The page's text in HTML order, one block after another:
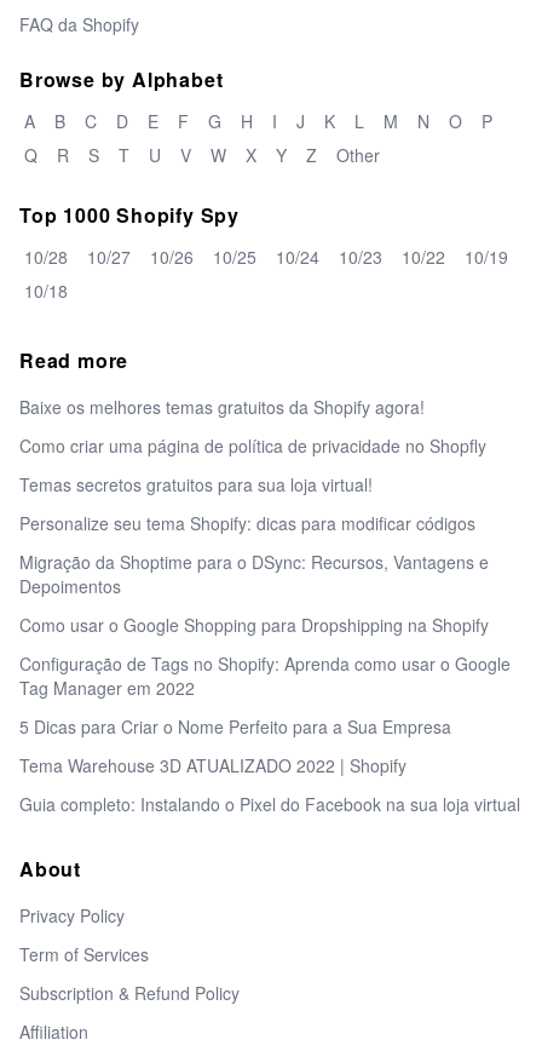
FAQ da Shopify
Browse by Alphabet
A B C D E F G H I J K L M N O
P
Q
R S T U V W X Y Z Other
Top 1000 Shopify Spy
10/28 10/27 10/26 10/25 10/24 10/23 10/22
10/19
10/18
Read more
Baixe os melhores temas gratuitos da Shopify agora!
Como criar uma página de política de privacidade no Shopfly
Temas secretos gratuitos para sua loja virtual!
Personalize seu tema Shopify: dicas para modificar códigos
Migração da Shoptime para o DSync: Recursos, Vantagens e
Depoimentos
Como usar o Google Shopping para Dropshipping na Shopify
Configuração de Tags no Shopify: Aprenda como usar o Google
Tag Manager em 2022
5 Dicas para Criar o Nome Perfeito para a Sua Empresa
Tema Warehouse 3D ATUALIZADO 2022 | Shopify
Guia completo: Instalando o Pixel do Facebook na sua loja virtual
About
Privacy Policy
Term of Services
Subscription & Refund Policy
Affiliation